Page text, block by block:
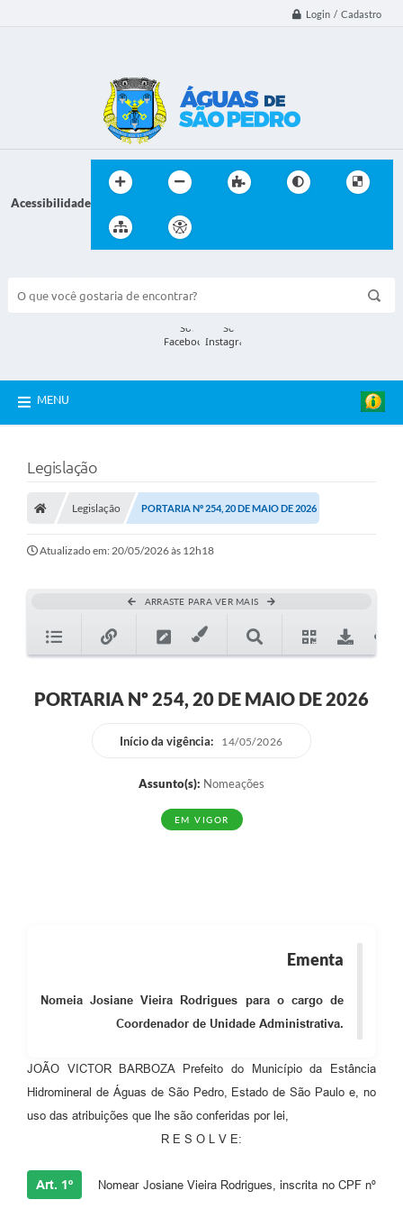
Login / Cadastro
Acessibilidade
MENU
Legislação
Legislação PORTARIA Nº 254, 20 DE MAIO DE 2026
Atualizado em: 20/05/2026 às 12h18
ARRASTE PARA VER MAIS
PORTARIA Nº 254, 20 DE MAIO DE 2026
Início da vigência: 14/05/2026
Assunto(s): Nomeações
EM VIGOR
Ementa
Nomeia Josiane Vieira Rodrigues para o cargo de
Coordenador de Unidade Administrativa.
JOÃO VICTOR BARBOZA Prefeito do Município da Estância
Hidromineral de Águas de São Pedro, Estado de São Paulo e, no
uso das atribuições que lhe são conferidas por lei,
R E S O L V E:
Art. 1º Nomear Josiane Vieira Rodrigues, inscrita no CPF nº